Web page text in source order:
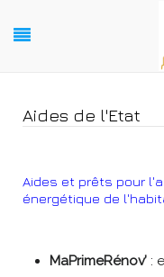
Aides de l'Etat
Aides et prêts pour
énergétique de
MaPrimeRénov’ :